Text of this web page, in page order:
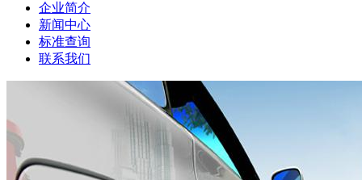
企业简介
新闻中心
标准查询
联系我们